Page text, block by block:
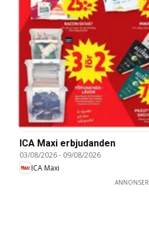
ICA Maxi erbjudanden
03/08/2026- 09/08/2026
ICA Maxi
ANNONSER